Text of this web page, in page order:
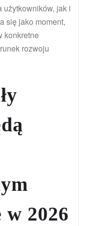
użytkowników, jak i
się jako moment,
konkretne
rozwoju
2026